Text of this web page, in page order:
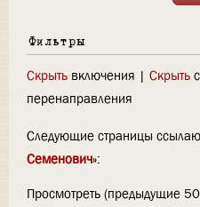
Фильтры
Скрыть включения | Скрыть
перенаправления
Следующие страницы
Семенович»:
Просмотреть (предыдущие